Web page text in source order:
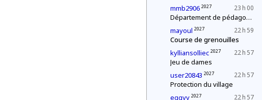
23 h 00
mmb2906 2027
Département de pédagogie : le « c'est plus, c'est moins »
22 h 59
mayoul 2027
Course de grenouilles
22 h 57
kylliansolliec 2027
Jeu de dames
22 h 57
user20843 2027
Protection du village
22 h 57
eggyy 2027